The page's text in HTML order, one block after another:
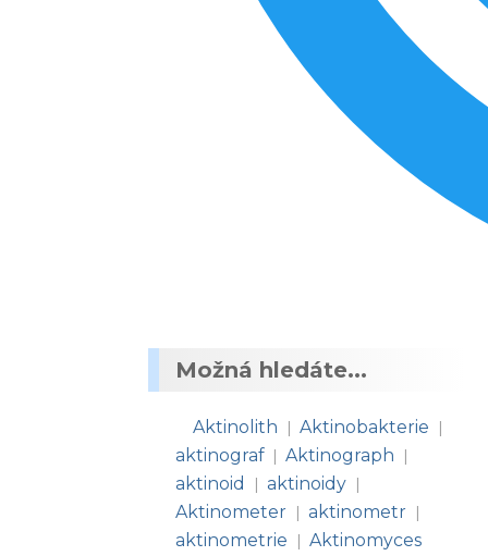
Možná hledáte...
Aktinolith | Aktinobakterie |
aktinograf | Aktinograph |
aktinoid | aktinoidy |
Aktinometer | aktinometr |
aktinometrie | Aktinomyces